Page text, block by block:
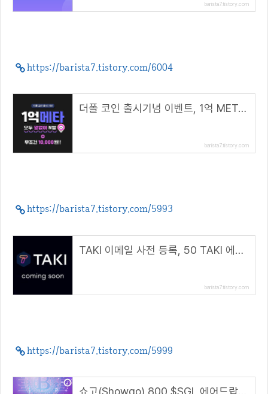
barista7.tistory.com
https://barista7.tistory.com/6004
더폴 코인 출시기념 이벤트, 1억 META N빵 + 1만원 상당 TPL 에어드랍
barista7.tistory.com
https://barista7.tistory.com/5993
TAKI 이메일 사전 등록, 50 TAKI 에어드랍 이벤트
barista7.tistory.com
https://barista7.tistory.com/5999
쇼고(Showgo) 800 $SGL 에어드랍 이벤트